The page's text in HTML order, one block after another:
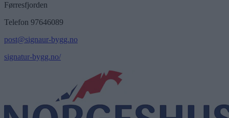
Førresfjorden
Telefon 97646089
post@signaur-bygg.no
signatur-bygg.no/